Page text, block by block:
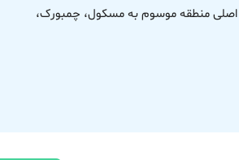
با عرض سلام لطفا بفرمایید چگونه بفهمم پلاک 366 اصلی منطقه موسوم به مسکول، چمبورک،